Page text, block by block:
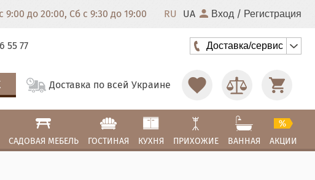
9:00 до 20:00, Сб с 9:30 до 19:00 RU UA Вход / Регистрация
55 77 Доставка/сервис
Доставка по всей Украине
САДОВАЯ МЕБЕЛЬ ГОСТИНАЯ КУХНЯ ПРИХОЖИЕ ВАННАЯ АКЦИИ